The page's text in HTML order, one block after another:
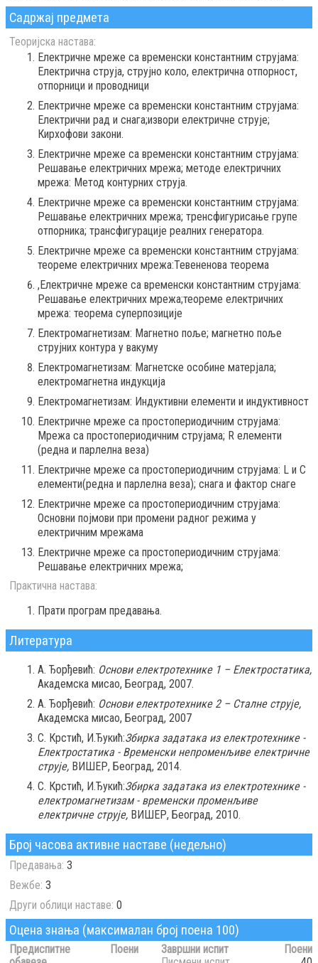
Садржај предмета
Теоријска настава:
Електричне мреже са временски константним струјама:
Електрична струја, струјно коло, електрична отпорност,
отпорници и проводници
Електричне мреже са временски константним струјама:
Електрични рад и снага;извори електричне струје;
Кирхофови закони.
Електричне мреже са временски константним струјама:
Решавање електричних мрежа; методе електричних
мрежа: Метод контурних струја.
Електричне мреже са временски константним струјама:
Решавање електричних мрежа; тренсфигурисање групе
отпорника; трансфигурације реалних генератора.
Електричне мреже са временски константним струјама:
теореме електричних мрежа:Тевененова теорема
,Електричне мреже са временски константним струјама:
Решавање електричних мрежа;теореме електричних
мрежа: теорема суперпозиције
Електромагнетизам: Магнетно поље; магнетно поље
струјних контура у вакуму
Електромагнетизам: Магнетске особине матерјала;
електромагнетна индукција
Електромагнетизам: Индуктивни елементи и индуктивност
Електричне мреже са простопериодичним струјама:
Мрежа са простопериодичним струјама; R елементи
(редна и парлелна веза)
Електричне мреже са простопериодичним струјама: L и C
елементи(редна и парлелна веза); снага и фактор снаге
Електричне мреже са простопериодичним струјама:
Основни појмови при промени радног режима у
електричним мрежама
Електричне мреже са простопериодичним струјама:
Решавање електричних мрежа;
Практична настава:
Прати програм предавања.
Литература
А. Ђорђевић: Основи електротехнике 1 – Електростатика,
Академска мисао, Београд, 2007.
А. Ђорђевић: Основи електротехнике 2 – Сталне струје,
Академска мисао, Београд, 2007
С. Крстић, И.Ђукић:Збирка задатака из електротехнике -
Електростатика - Временски непроменљиве електричне
струје, ВИШЕР, Београд, 2014.
С. Крстић, И.Ђукић:Збирка задатака из електротехнике -
електромагнетизам - временски променљиве
електричне струје, ВИШЕР, Београд, 2010.
Број часова активне наставе (недељно)
Предавања: 3
Вежбе: 3
Други облици наставе: 0
Оцена знања (максималан број поена 100)
Предиспитне
Поени Завршни испит
Поени